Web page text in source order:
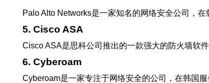
Palo Alto Networks是一家知名的网络安全公司，
5. Cisco ASA
Cisco ASA是思科公司推出的一款强大的防火墙软
6. Cyberoam
Cyberoam是一家专注于网络安全的公司，在韩国